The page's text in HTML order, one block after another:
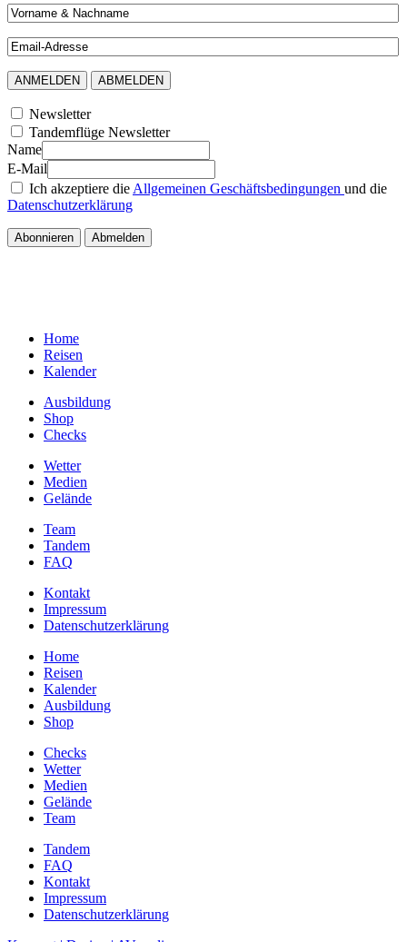
Newsletter
Tandemflüge Newsletter
Name
E-Mail
Ich akzeptiere die Allgemeinen Geschäftsbedingungen und die
Datenschutzerklärung
Home
Reisen
Kalender
Ausbildung
Shop
Checks
Wetter
Medien
Gelände
Team
Tandem
FAQ
Kontakt
Impressum
Datenschutzerklärung
Home
Reisen
Kalender
Ausbildung
Shop
Checks
Wetter
Medien
Gelände
Team
Tandem
FAQ
Kontakt
Impressum
Datenschutzerklärung